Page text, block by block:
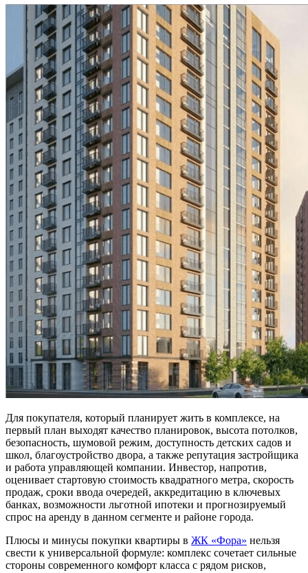
Для покупателя, который планирует жить в комплексе, на
первый план выходят качество планировок, высота потолков,
безопасность, шумовой режим, доступность детских садов и
школ, благоустройство двора, а также репутация застройщика
и работа управляющей компании. Инвестор, напротив,
оценивает стартовую стоимость квадратного метра, скорость
продаж, сроки ввода очередей, аккредитацию в ключевых
банках, возможности льготной ипотеки и прогнозируемый
спрос на аренду в данном сегменте и районе города.
Плюсы и минусы покупки квартиры в ЖК «Фора» нельзя
свести к универсальной формуле: комплекс сочетает сильные
стороны современного комфорт класса с рядом рисков,